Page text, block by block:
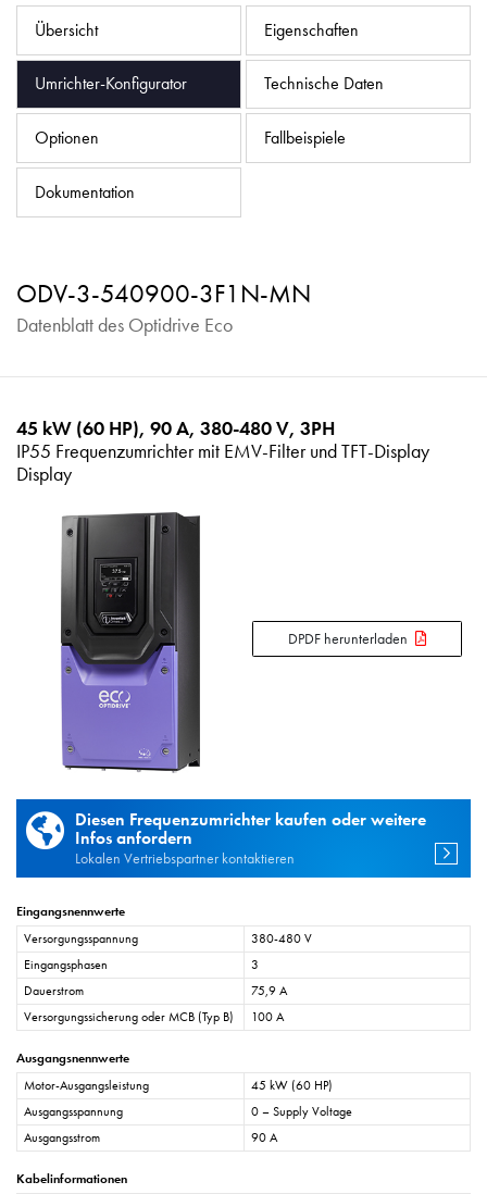
Übersicht Eigenschaften
Umrichter-Konfigurator Technische Daten
Optionen Fallbeispiele
Dokumentation
ODV-3-540900-3F1N-MN
Datenblatt des Optidrive Eco
45 kW (60 HP), 90 A, 380-480 V, 3PH
IP55 Frequenzumrichter mit EMV-Filter und TFT-Display
Display
DPDF herunterladen
Diesen Frequenzumrichter kaufen oder weitere
Infos anfordern
Lokalen Vertriebspartner kontaktieren
Eingangsnennwerte
Versorgungsspannung
380-480 V
Eingangsphasen
3
Dauerstrom
75,9 A
Versorgungssicherung oder MCB (Typ B)
100 A
Ausgangsnennwerte
Motor-Ausgangsleistung
45 kW (60 HP)
Ausgangsspannung
0 – Supply Voltage
Ausgangsstrom
90 A
Kabelinformationen
Datenschutzrichtlinie
Sitemap